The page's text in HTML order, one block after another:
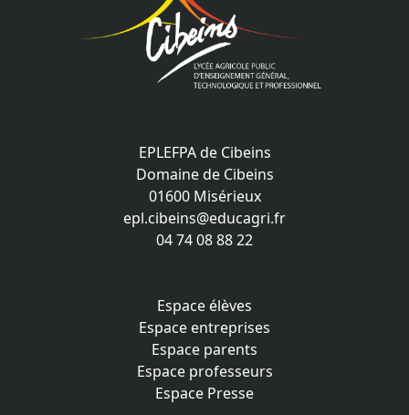
EPLEFPA de Cibeins
Domaine de Cibeins
01600 Misérieux
epl.cibeins@educagri.fr
04 74 08 88 22
Espace élèves
Espace entreprises
Espace parents
Espace professeurs
Espace Presse